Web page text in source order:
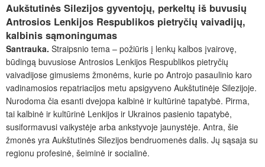
Aukštutinės Silezijos gyventojų, perkeltų iš buvusių
Antrosios Lenkijos Respublikos pietryčių vaivadijų,
kalbinis sąmoningumas
Santrauka. Straipsnio tema – požiūris į lenkų kalbos įvairovę,
būdingą buvusiose Antrosios Lenkijos Respublikos pietryčių
vaivadijose gimusiems žmonėms, kurie po Antrojo pasaulinio karo
vadinamosios repatriacijos metu apsigyveno Aukštutinėje Silezijoje.
Nurodoma čia esanti dvejopa kalbinė ir kultūrinė tapatybė. Pirma,
tai kalbinė ir kultūrinė Lenkijos ir Ukrainos pasienio tapatybė,
susiformavusi vaikystėje arba ankstyvoje jaunystėje. Antra, šie
žmonės yra Aukštutinės Silezijos bendruomenės dalis. Jų sąsaja su
regionu profesinė, šeiminė ir socialinė.